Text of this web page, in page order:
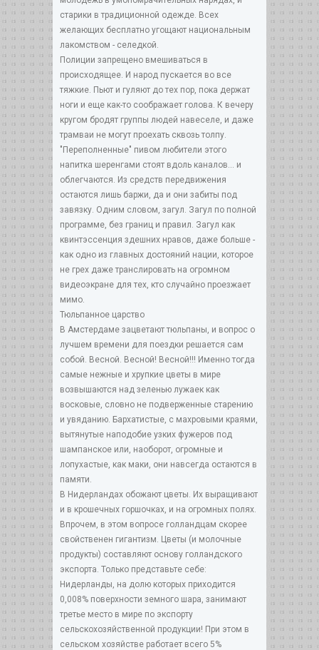
старики в традиционной одежде. Всех
желающих бесплатно угощают национальным
лакомством - селедкой.
Полиции запрещено вмешиваться в
происходящее. И народ пускается во все
тяжкие. Пьют и гуляют до тех пор, пока держат
ноги и еще как-то соображает голова. К вечеру
кругом бродят группы людей навеселе, и даже
трамваи не могут проехать сквозь толпу.
"Переполненные" пивом любители этого
напитка шеренгами стоят вдоль каналов... и
облегчаются. Из средств передвижения
остаются лишь баржи, да и они забиты под
завязку. Одним словом, загул. Загул по полной
программе, без границ и правил. Загул как
квинтэссенция здешних нравов, даже больше -
как одно из главных достояний нации, которое
не грех даже транслировать на огромном
видеоэкране для тех, кто случайно проезжает
мимо.
Тюльпанное царство
В Амстердаме зацветают тюльпаны, и вопрос о
лучшем времени для поездки решается сам
собой. Весной. Весной! Весной!!! Именно тогда
самые нежные и хрупкие цветы в мире
возвышаются над зеленью лужаек как
восковые, словно не подверженные старению
и увяданию. Бархатистые, с махровыми краями,
вытянутые наподобие узких фужеров под
шампанское или, наоборот, огромные и
лопухастые, как маки, они навсегда остаются в
памяти.
В Нидерландах обожают цветы. Их выращивают
и в крошечных горшочках, и на огромных полях.
Впрочем, в этом вопросе голландцам скорее
свойственен гигантизм. Цветы (и молочные
продукты) составляют основу голландского
экспорта. Только представьте себе:
Нидерланды, на долю которых приходится
0,008% поверхности земного шара, занимают
третье место в мире по экспорту
сельскохозяйственной продукции! При этом в
сельском хозяйстве работает всего 5%